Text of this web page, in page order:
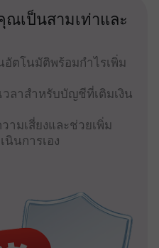
ณเป็นสามเท่าและ
ตโนมัติพร้อมกำไรเพิ่ม
ลาสำหรับบัญชีที่เติมเงิน
ามเสี่ยงและช่วยเพิ่ม
นการเอง